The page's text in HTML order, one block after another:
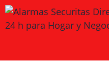
Saltar
al
contenido